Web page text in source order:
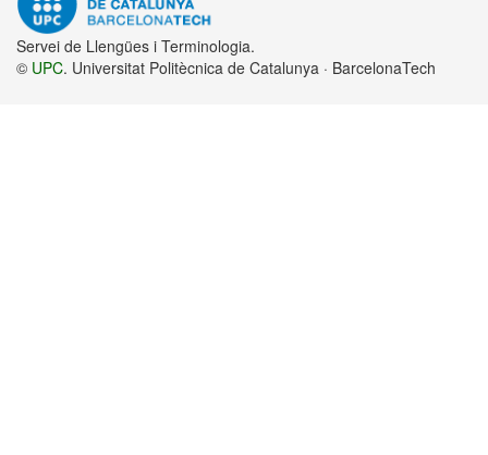
Servei de Llengües i Terminologia.
© UPC. Universitat Politècnica de Catalunya · BarcelonaTech